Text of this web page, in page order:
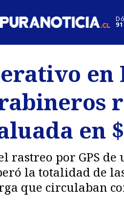
Motores
en
en
rastreo por GPS
la totalidad de
que circulaban